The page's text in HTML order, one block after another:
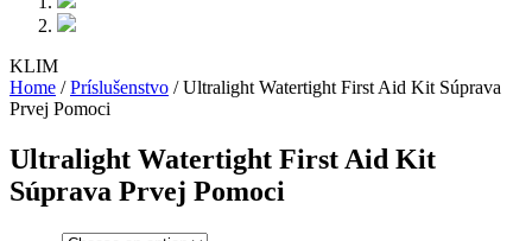
KLIM
Home /Príslušenstvo / Ultralight Watertight First Aid Kit Súprava
Prvej Pomoci
Ultralight Watertight First Aid Kit
Súprava Prvej Pomoci